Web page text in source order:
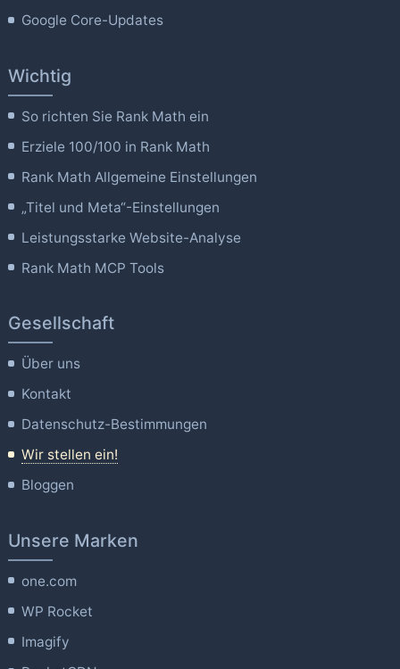
Google Core-Updates
Wichtig
So richten Sie Rank Math ein
Erziele 100/100 in Rank Math
Rank Math Allgemeine Einstellungen
„Titel und Meta“-Einstellungen
Leistungsstarke Website-Analyse
Rank Math MCP Tools
Gesellschaft
Über uns
Kontakt
Datenschutz-Bestimmungen
Wir stellen ein!
Bloggen
Unsere Marken
one.com
WP Rocket
Imagify